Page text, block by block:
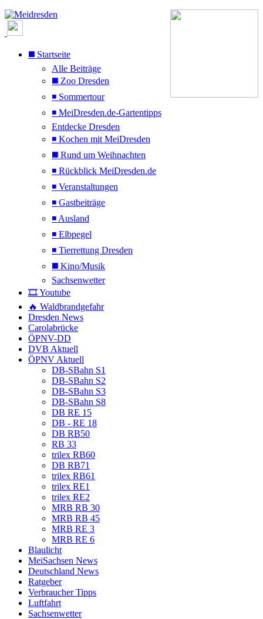
◼️ Startseite
Alle Beiträge
◼️ Zoo Dresden
◾ Sommertour
◾ MeiDresden.de-Gartentipps
Entdecke Dresden
◾ Kochen mit MeiDresden
◼️ Rund um Weihnachten
◾ Rückblick MeiDresden.de
◾ Veranstaltungen
◾ Gastbeiträge
◾ Ausland
◾ Elbpegel
◾ Tierrettung Dresden
◼️ Kino/Musik
Sachsenwetter
🎞️ Youtube
🔥 Waldbrandgefahr
Dresden News
Carolabrücke
ÖPNV-DD
DVB Aktuell
ÖPNV Aktuell
DB-SBahn S1
DB-SBahn S2
DB-SBahn S3
DB-SBahn S8
DB RE 15
DB - RE 18
DB RB50
RB 33
trilex RB60
DB RB71
trilex RB61
trilex RE1
trilex RE2
MRB RB 30
MRB RB 45
MRB RE 3
MRB RE 6
Blaulicht
MeiSachsen News
Deutschland News
Ratgeber
Verbraucher Tipps
Luftfahrt
Sachsenwetter